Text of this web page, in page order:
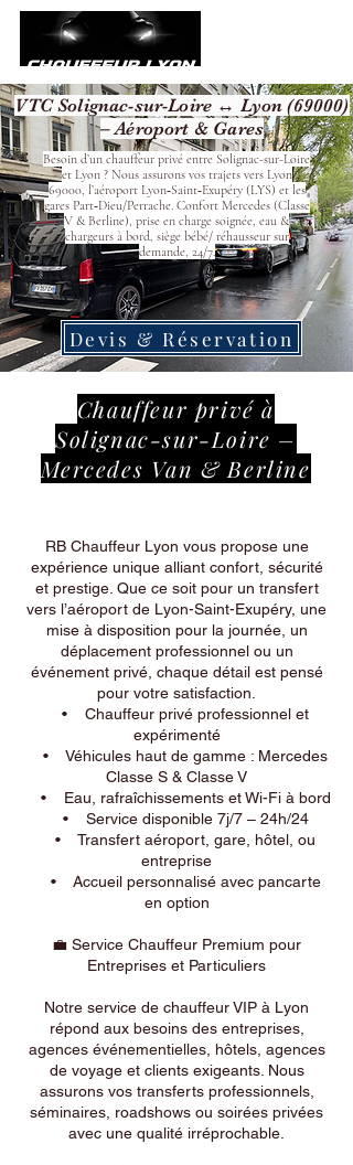
VTC Solignac-sur-Loire ↔ Lyon (69000)
– Aéroport & Gares
Besoin d’un chauffeur privé entre Solignac-sur-Loire
et Lyon ? Nous assurons vos trajets vers Lyon
69000, l’aéroport Lyon‑Saint‑Exupéry (LYS) et les
gares Part‑Dieu/Perrache. Confort Mercedes (Classe
V & Berline), prise en charge soignée, eau &
chargeurs à bord, siège bébé/ réhausseur sur
demande, 24/7.
Devis & Réservation
Chauffeur privé à
Solignac-sur-Loire –
Mercedes Van & Berline
RB Chauffeur Lyon vous propose une
expérience unique alliant confort, sécurité
et prestige. Que ce soit pour un transfert
vers l’aéroport de Lyon-Saint-Exupéry, une
mise à disposition pour la journée, un
déplacement professionnel ou un
événement privé, chaque détail est pensé
pour votre satisfaction.
• Chauffeur privé professionnel et
expérimenté
• Véhicules haut de gamme : Mercedes
Classe S & Classe V
• Eau, rafraîchissements et Wi-Fi à bord
• Service disponible 7j/7 – 24h/24
• Transfert aéroport, gare, hôtel, ou
entreprise
• Accueil personnalisé avec pancarte
en option
💼 Service Chauffeur Premium pour
Entreprises et Particuliers
Notre service de chauffeur VIP à Lyon
répond aux besoins des entreprises,
agences événementielles, hôtels, agences
de voyage et clients exigeants. Nous
assurons vos transferts professionnels,
séminaires, roadshows ou soirées privées
avec une qualité irréprochable.